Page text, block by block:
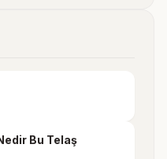
Bu Telaş